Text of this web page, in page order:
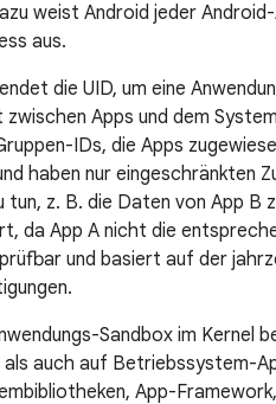
weist Android jeder
aus.
die UID, um eine
zwischen Apps und dem
IDs, die Apps
haben nur eingeschränkten
tun, z. B. die Daten von App B
da App A nicht die
und basiert auf der
Sandbox im
auch auf Betriebssystem-
App-